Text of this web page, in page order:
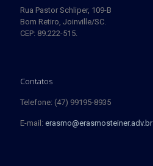
Rua Pastor Schliper, 109-B
Bom Retiro, Joinville/SC.
CEP: 89.222-515.
Contatos
Telefone: (47) 99195-8935
E-mail: erasmo@erasmosteiner.adv.br